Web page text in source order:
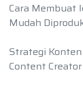
Cara Membuat
Mudah
Strategi
Content Creator